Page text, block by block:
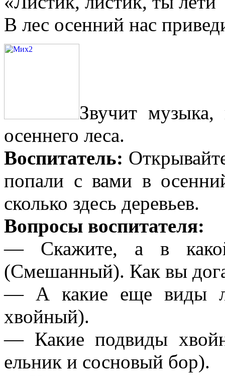
В лес осенний нас
Звучит музыка,
осеннего леса.
Воспитатель:
попали с вами в
сколько здесь деревьев.
Вопросы воспитателя:
— Скажите, а в
(Смешанный). Как вы
— А какие еще виды
хвойный).
— Какие подвиды
ельник и сосновый бор).